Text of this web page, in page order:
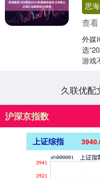
思
查看
外媒
选
游戏
久联优配
沪深京指数
上证综指